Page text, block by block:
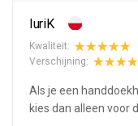
IuriK
Kwaliteit:
Verschijning:
Als je een
kies dan alleen voor